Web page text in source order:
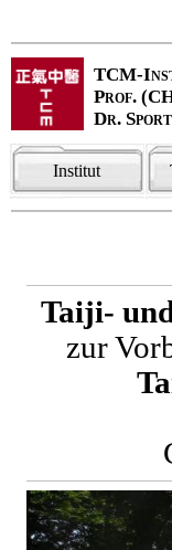
TCM-
Prof.
Dr.
Institut
Taiji-
zur